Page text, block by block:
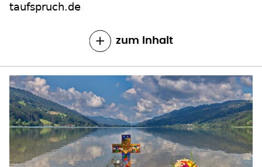
taufspruch.de
zum Inhalt